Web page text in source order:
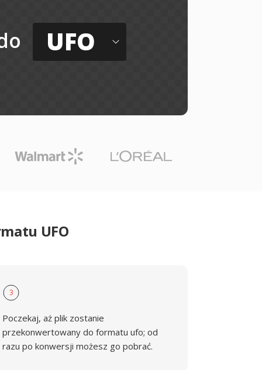
UFO
UFO
3
Poczekaj, aż plik zostanie
przekonwertowany do formatu ufo; od
razu po konwersji możesz go pobrać.